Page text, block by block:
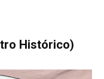
Histórico)